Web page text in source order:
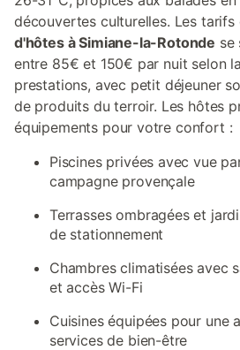
découvertes culturelles. Les tarifs
d'hôtes à Simiane-la-Rotonde se
entre 85€ et 150€ par nuit selon
prestations, avec petit déjeuner
de produits du terroir. Les hôtes
équipements pour votre confort :
Piscines privées avec vue
campagne provençale
Terrasses ombragées et
de stationnement
Chambres climatisées avec
et accès Wi-Fi
Cuisines équipées pour une
services de bien-être